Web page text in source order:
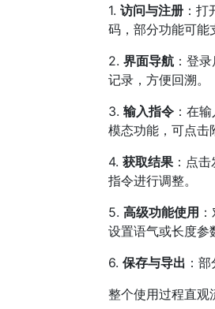
1. 访问与注册 ：
码，部分功能可能
2. 界面导航 ：登
记录，方便回溯。
3. 输入指令 ：在
模态功能，可点击
4. 获取结果 ：点
指令进行调整。
5. 高级功能使用
设置语气或长度参
6. 保存与导出 ：
整个使用过程直观